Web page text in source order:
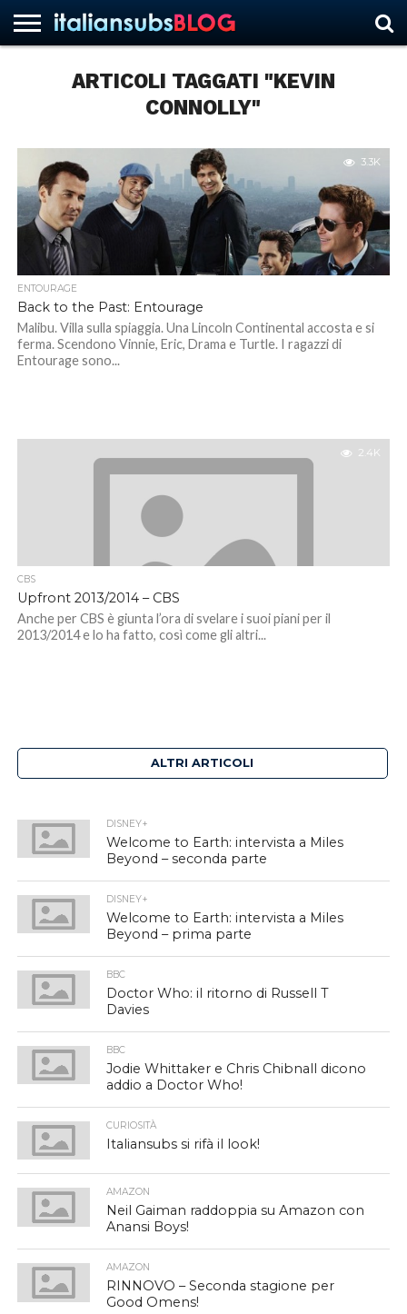
ARTICOLI TAGGATI "KEVIN
CONNOLLY"
3.3K
ENTOURAGE
Back to the Past: Entourage
Malibu. Villa sulla spiaggia. Una Lincoln Continental accosta e si
ferma. Scendono Vinnie, Eric, Drama e Turtle. I ragazzi di
Entourage sono...
2.4K
CBS
Upfront 2013/2014 – CBS
Anche per CBS è giunta l’ora di svelare i suoi piani per il
2013/2014 e lo ha fatto, così come gli altri...
ALTRI ARTICOLI
DISNEY+
Welcome to Earth: intervista a Miles
Beyond – seconda parte
DISNEY+
Welcome to Earth: intervista a Miles
Beyond – prima parte
BBC
Doctor Who: il ritorno di Russell T
Davies
BBC
Jodie Whittaker e Chris Chibnall dicono
addio a Doctor Who!
CURIOSITÀ
Italiansubs si rifà il look!
AMAZON
Neil Gaiman raddoppia su Amazon con
Anansi Boys!
AMAZON
RINNOVO – Seconda stagione per
Good Omens!